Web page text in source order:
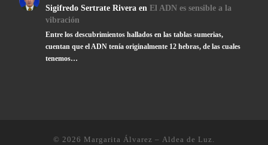
Sigifredo Sertrate Riveraen El ADN es sensible a la
vibración
Entre los descubrimientos hallados en las tablas sumerias,
cuentan que el ADN tenía originalmente 12 hebras, de las cuales
tenemos…
© 2026 Margarita Álvarez – Aldea de Luz.